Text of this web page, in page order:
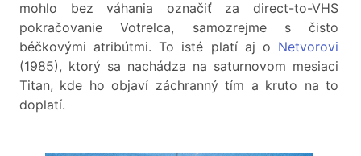
mohlo bez váhania označiť za direct-to-VHS
pokračovanie Votrelca, samozrejme s čisto
béčkovými atribútmi. To isté platí aj o Netvorovi
(1985), ktorý sa nachádza na saturnovom mesiaci
Titan, kde ho objaví záchranný tím a kruto na to
doplatí.